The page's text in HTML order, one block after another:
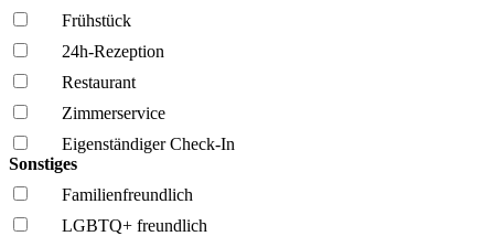
Frühstück
24h-Rezeption
Restaurant
Zimmerservice
Eigenständiger Check-In
Sonstiges
Familien­freundlich
LGBTQ+ freundlich